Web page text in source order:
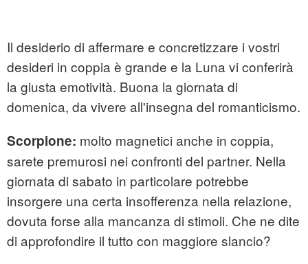
Il desiderio di affermare e concretizzare i vostri
desideri in coppia è grande e la Luna vi conferirà
la giusta emotività. Buona la giornata di
domenica, da vivere all'insegna del romanticismo.
Scorpione: molto magnetici anche in coppia,
sarete premurosi nei confronti del partner. Nella
giornata di sabato in particolare potrebbe
insorgere una certa insofferenza nella relazione,
dovuta forse alla mancanza di stimoli. Che ne dite
di approfondire il tutto con maggiore slancio?